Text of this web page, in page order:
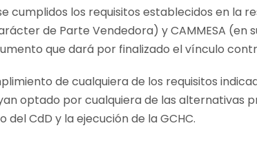
cumplidos los requisitos establecidos en la
de Parte Vendedora) y CAMMESA
que dará por finalizado el vínculo
de cualquiera de los requisitos
optado por cualquiera de las alternativas
del CdD y la ejecución de la GCHC.